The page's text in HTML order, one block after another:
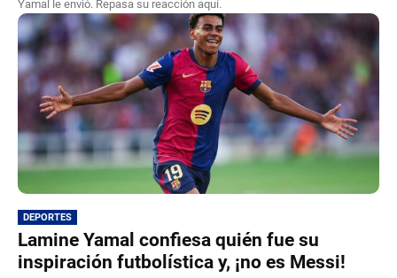
Yamal le envió. Repasa su reacción aquí.
DEPORTES
Lamine Yamal confiesa quién fue su
inspiración futbolística y, ¡no es Messi!